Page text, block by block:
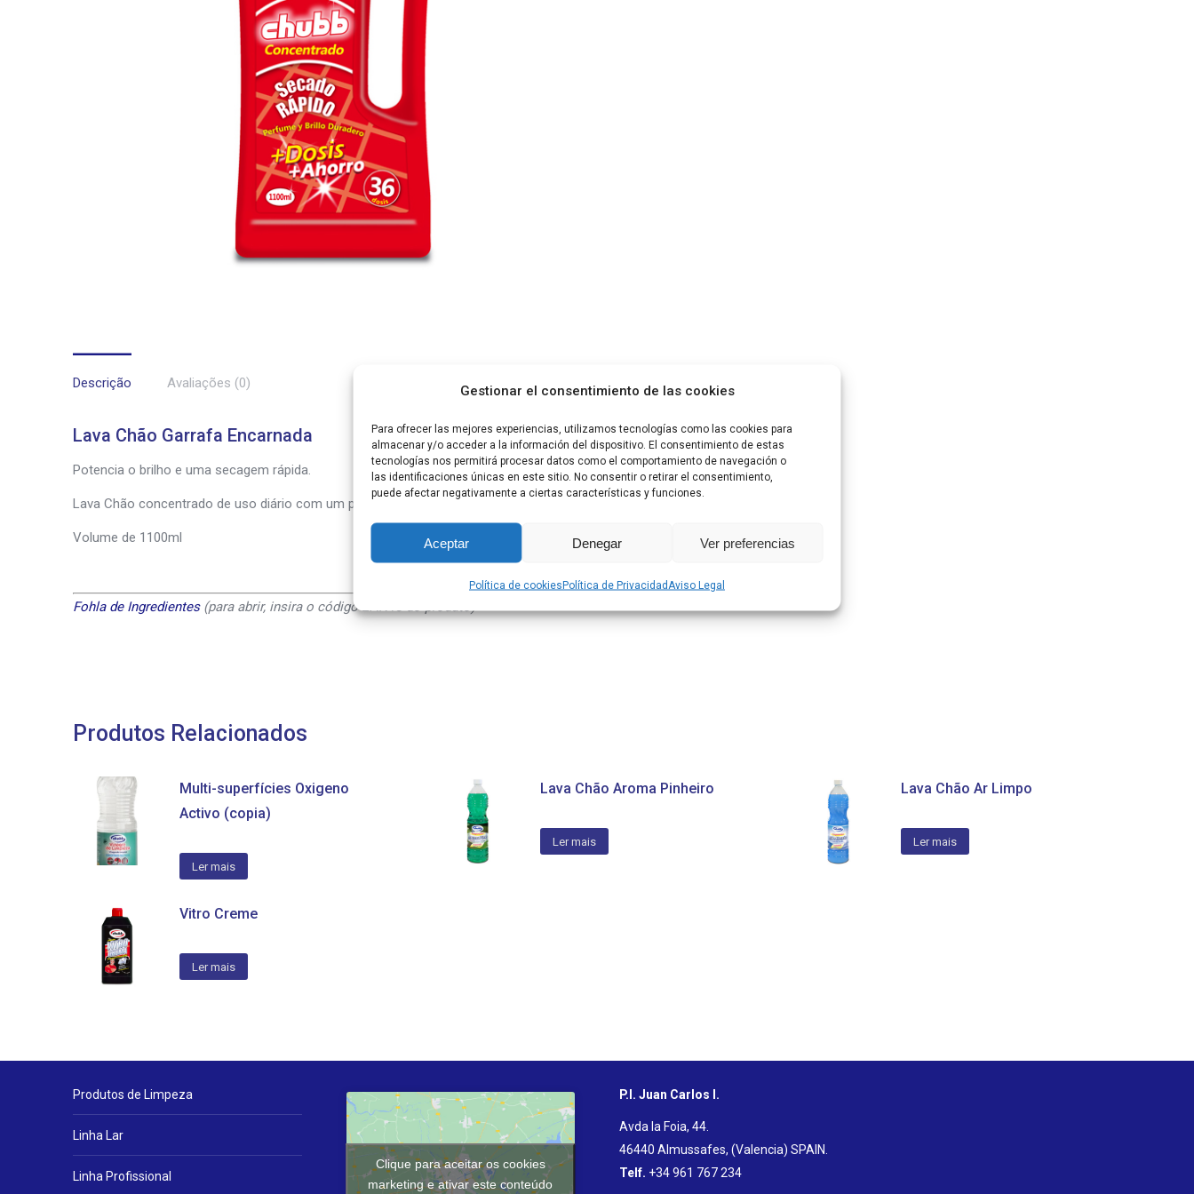
Gestionar el consentimiento de las cookies
Para ofrecer las mejores experiencias, utilizamos tecnologías como las cookies para
almacenar y/o acceder a la información del dispositivo. El consentimiento de estas
tecnologías nos permitirá procesar datos como el comportamiento de navegación o
las identificaciones únicas en este sitio. No consentir o retirar el consentimiento,
puede afectar negativamente a ciertas características y funciones.
Aceptar Denegar Ver preferencias
Política de cookiesPolítica de Privacidad Aviso Legal
Descrição Avaliações (0)
Lava Chão Garrafa Encarnada
Potencia o brilho e uma secagem rápida.
Lava Chão concentrado de uso diário com um perfume intenso e duradouro.
Volume de 1100ml
Fohla de Ingredientes(para abrir, insira o código EAN13 do produto)
Produtos Relacionados
Multi-superfícies Oxigeno
Activo (copia)
Ler mais
Lava Chão Aroma Pinheiro
Ler mais
Lava Chão Ar Limpo
Ler mais
Vitro Creme
Ler mais
Produtos de Limpeza
Linha Lar
Linha Profissional
Clique para aceitar os cookies
marketing e ativar este conteúdo
P.I. Juan Carlos I.
Avda la Foia, 44.
46440 Almussafes, (Valencia) SPAIN
Telf. +34 961 767 234